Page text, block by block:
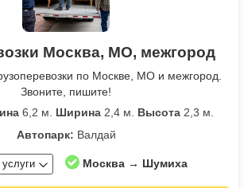
Москва, МО, межгород
по Москве, МО и межгород.
Звоните, пишите!
6,2 м. Ширина 2,4 м. Высота 2,3 м.
Автопарк: Валдай
Москва → Шумиха